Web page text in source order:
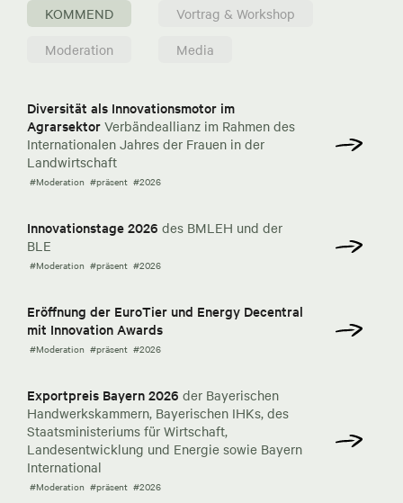
KOMMEND
Vortrag & Workshop
Moderation
Media
Diversität als Innovationsmotor im
Agrarsektor Verbändeallianz im Rahmen des
Internationalen Jahres der Frauen in der
Landwirtschaft
#Moderation #präsent #2026
Innovationstage 2026 des BMLEH und der
BLE
#Moderation #präsent #2026
Eröffnung der EuroTier und Energy Decentral
mit Innovation Awards
#Moderation #präsent #2026
Exportpreis Bayern 2026 der Bayerischen
Handwerkskammern, Bayerischen IHKs, des
Staatsministeriums für Wirtschaft,
Landesentwicklung und Energie sowie Bayern
International
#Moderation #präsent #2026